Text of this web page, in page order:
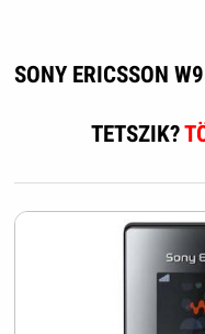
SONY ERICSSON
TETSZIK?